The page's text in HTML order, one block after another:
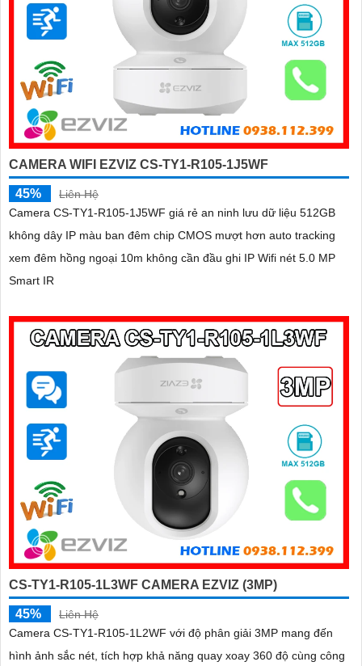
CAMERA WIFI EZVIZ CS-TY1-R105-1J5WF
45%
Liên Hệ
Camera CS-TY1-R105-1J5WF giá rẻ an ninh lưu dữ liệu 512GB
không dây IP màu ban đêm chip CMOS mượt hơn auto tracking
xem đêm hồng ngoại 10m không cần đầu ghi IP Wifi nét 5.0 MP
Smart IR
CS-TY1-R105-1L3WF CAMERA EZVIZ (3MP)
45%
Liên Hệ
Camera CS-TY1-R105-1L2WF với độ phân giải 3MP mang đến
hình ảnh sắc nét, tích hợp khả năng quay xoay 360 độ cùng công